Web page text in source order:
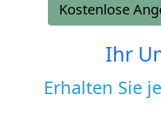
Kostenlose
Ihr
Erhalten Sie